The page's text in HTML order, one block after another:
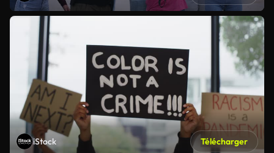
iStock Télécharger